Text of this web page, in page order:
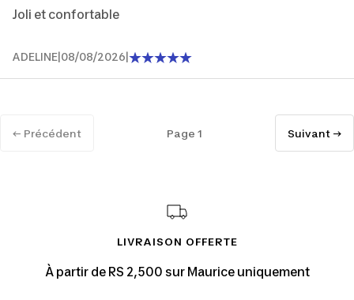
Joli et confortable
ADELINE 08/08/2026
← Précédent Page 1 Suivant →
LIVRAISON OFFERTE
À partir de RS 2,500 sur Maurice uniquement